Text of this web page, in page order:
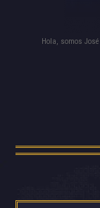
Hola, somos